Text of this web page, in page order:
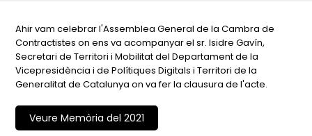
Ahir vam celebrar l'Assemblea General de la Cambra de
Contractistes on ens va acompanyar el sr. Isidre Gavín,
Secretari de Territori i Mobilitat del Departament de la
Vicepresidència i de Polítiques Digitals i Territori de la
Generalitat de Catalunya on va fer la clausura de l'acte.
Veure Memòria del 2021